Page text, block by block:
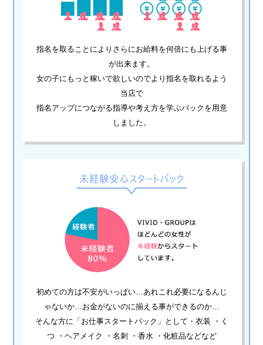
指名を取ることによりさらにお給料を何倍にも上げる事
が出来ます。
女の子にもっと稼いで欲しいのでより指名を取れるよう
当店で
指名アップにつながる指導や考え方を学ぶパックを用意
しました。
未経験安心スタートパック
初めての方は不安がいっぱい…あれこれ必要になるんじ
ゃないか…お金がないのに揃える事ができるのか…
そんな方に「お仕事スタートパック」として・衣装 ・く
つ ・ヘアメイク ・名刺 ・香水 ・化粧品などなど